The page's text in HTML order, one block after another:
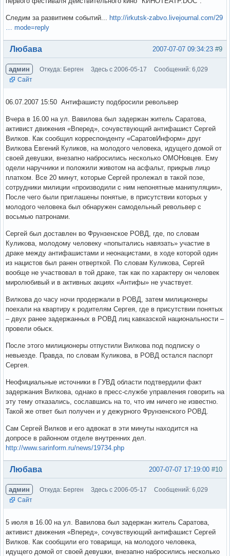
Следим за развитием событий... http://irkutsk-zabvo.livejournal.com/29
… mode=reply
Вне форума #9
2007-07-07 09:34:23
Любава
админ Откуда: Берген Здесь с 2006-05-17
Сообщений: 6,029
Сайт
06.07.2007 15:50 Антифашисту подбросили револьвер
Вчера в 16.00 на ул. Вавилова был задержан житель Саратова,
активист движения «Вперед», сочувствующий антифашист Сергей
Вилков. Как сообщил корреспонденту «СаратовИнформ» друг
Вилкова Евгений Куликов, на молодого человека, идущего домой от
своей девушки, внезапно набросились несколько ОМОНовцев. Ему
одели наручники и положили животом на асфальт, прикрыв лицо
платком. Все 20 минут, которые Сергей пролежал в такой позе,
сотрудники милиции «производили с ним непонятные манипуляции»,
После чего были приглашены понятые, в присутствии которых у
молодого человека был обнаружен самодельный револьвер с
восьмью патронами.
Сергей был доставлен во Фрунзенское РОВД, где, по словам
Куликова, молодому человеку «попытались навязать» участие в
драке между антифашистами и неонацистами, в ходе которой один
из нацистов был ранен отверткой. По словам Куликова, Сергей
вообще не участвовал в той драке, так как по характеру он человек
миролюбивый и в активных акциях «Антифы» не участвует.
Вилкова до часу ночи продержали в РОВД, затем милиционеры
поехали на квартиру к родителям Сергея, где в присутствии понятых
– двух ранее задержанных в РОВД лиц кавказской национальности –
провели обыск.
После этого милиционеры отпустили Вилкова под подписку о
невыезде. Правда, по словам Куликова, в РОВД остался паспорт
Сергея.
Неофициальные источники в ГУВД области подтвердили факт
задержания Вилкова, однако в пресс-службе управления говорить на
эту тему отказались, сославшись на то, что им ничего не известно.
Такой же ответ был получен и у дежурного Фрунзенского РОВД.
Сам Сергей Вилков и его адвокат в эти минуты находится на
допросе в районном отделе внутренних дел.
http://www.sarinform.ru/news/19734.php
Вне форума #10
2007-07-07 17:19:00
Любава
админ Откуда: Берген Здесь с 2006-05-17
Сообщений: 6,029
Сайт
5 июля в 16.00 на ул. Вавилова был задержан житель Саратова,
активист движения «Вперед», сочувствующий антифашист Сергей
Вилков. Как сообщили его товарищи, на молодого человека,
идущего домой от своей девушки, внезапно набросились несколько